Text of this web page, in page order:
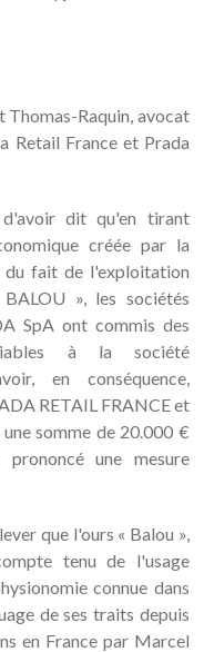
Raquin, avocat
Retail France et Prada
dit qu'en tirant
créée par la
du fait de l'exploitation
», les sociétés
SpA ont commis des
à la société
en conséquence,
RETAIL FRANCE et
somme de 20.000 €
une mesure
que l'ours « Balou »,
tenu de l'usage
connue dans
de ses traits depuis
en France par Marcel